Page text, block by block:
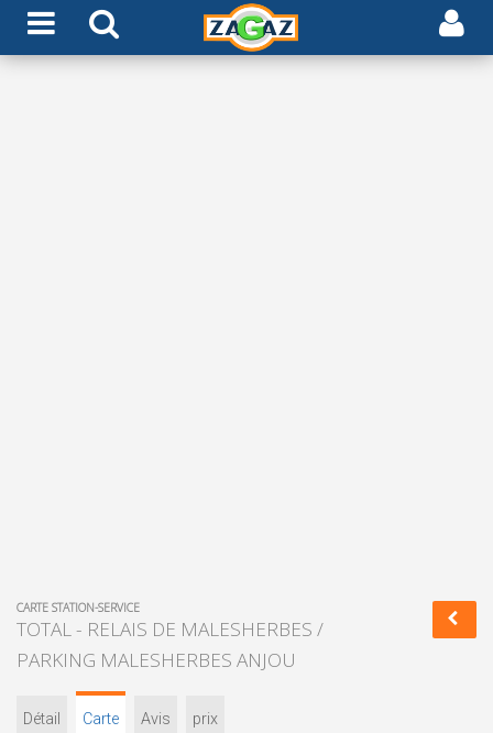
CARTE STATION-SERVICE
TOTAL - RELAIS DE MALESHERBES /
PARKING MALESHERBES ANJOU
Détail Carte Avis prix